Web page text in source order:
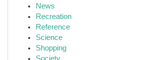
News
Recreation
Reference
Science
Shopping